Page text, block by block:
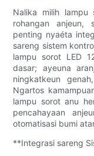
Nalika milih lampu
rohangan anjeun,
penting nyaéta
sareng sistem
lampu sorot LED
dasar; ayeuna
ningkatkeun
Ngartos
lampu sorot anu
pencahayaan
otomatisasi bumi
**Integrasi sareng